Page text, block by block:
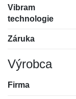
Vibram
technologie
Záruka
Výrobca
Firma